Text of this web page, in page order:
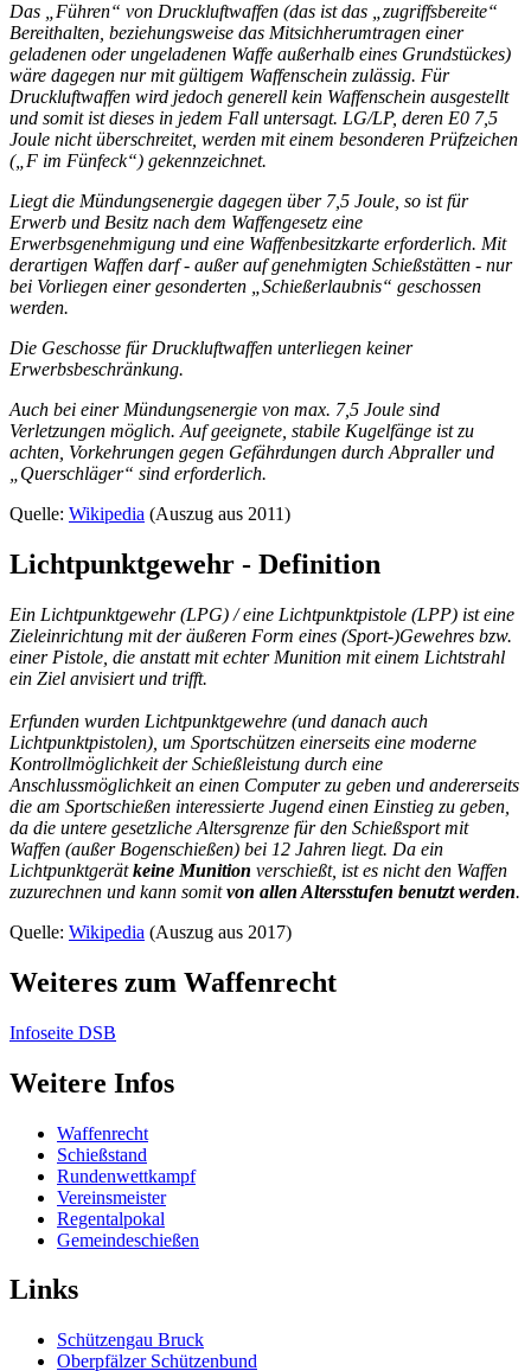
Das „Führen“ von Druckluftwaffen (das ist das „zugriffsbereite“
Bereithalten, beziehungsweise das Mitsichherumtragen einer
geladenen oder ungeladenen Waffe außerhalb eines Grundstückes)
wäre dagegen nur mit gültigem Waffenschein zulässig. Für
Druckluftwaffen wird jedoch generell kein Waffenschein ausgestellt
und somit ist dieses in jedem Fall untersagt. LG/LP, deren E0 7,5
Joule nicht überschreitet, werden mit einem besonderen Prüfzeichen
(„F im Fünfeck“) gekennzeichnet.
Liegt die Mündungsenergie dagegen über 7,5 Joule, so ist für
Erwerb und Besitz nach dem Waffengesetz eine
Erwerbsgenehmigung und eine Waffenbesitzkarte erforderlich. Mit
derartigen Waffen darf - außer auf genehmigten Schießstätten - nur
bei Vorliegen einer gesonderten „Schießerlaubnis“ geschossen
werden.
Die Geschosse für Druckluftwaffen unterliegen keiner
Erwerbsbeschränkung.
Auch bei einer Mündungsenergie von max. 7,5 Joule sind
Verletzungen möglich. Auf geeignete, stabile Kugelfänge ist zu
achten, Vorkehrungen gegen Gefährdungen durch Abpraller und
„Querschläger“ sind erforderlich.
Quelle: Wikipedia (Auszug aus 2011)
Lichtpunktgewehr - Definition
Ein Lichtpunktgewehr (LPG) / eine Lichtpunktpistole (LPP) ist eine
Zieleinrichtung mit der äußeren Form eines (Sport-)Gewehres bzw.
einer Pistole, die anstatt mit echter Munition mit einem Lichtstrahl
ein Ziel anvisiert und trifft.
Erfunden wurden Lichtpunktgewehre (und danach auch
Lichtpunktpistolen), um Sportschützen einerseits eine moderne
Kontrollmöglichkeit der Schießleistung durch eine
Anschlussmöglichkeit an einen Computer zu geben und andererseits
die am Sportschießen interessierte Jugend einen Einstieg zu geben,
da die untere gesetzliche Altersgrenze für den Schießsport mit
Waffen (außer Bogenschießen) bei 12 Jahren liegt. Da ein
Lichtpunktgerätkeine Munition verschießt, ist es nicht den Waffen
zuzurechnen und kann somitvon allen Altersstufen benutzt werden.
Quelle: Wikipedia (Auszug aus 2017)
Weiteres zum Waffenrecht
Infoseite DSB
Weitere Infos
Waffenrecht
Schießstand
Rundenwettkampf
Vereinsmeister
Regentalpokal
Gemeindeschießen
Links
Schützengau Bruck
Oberpfälzer Schützenbund